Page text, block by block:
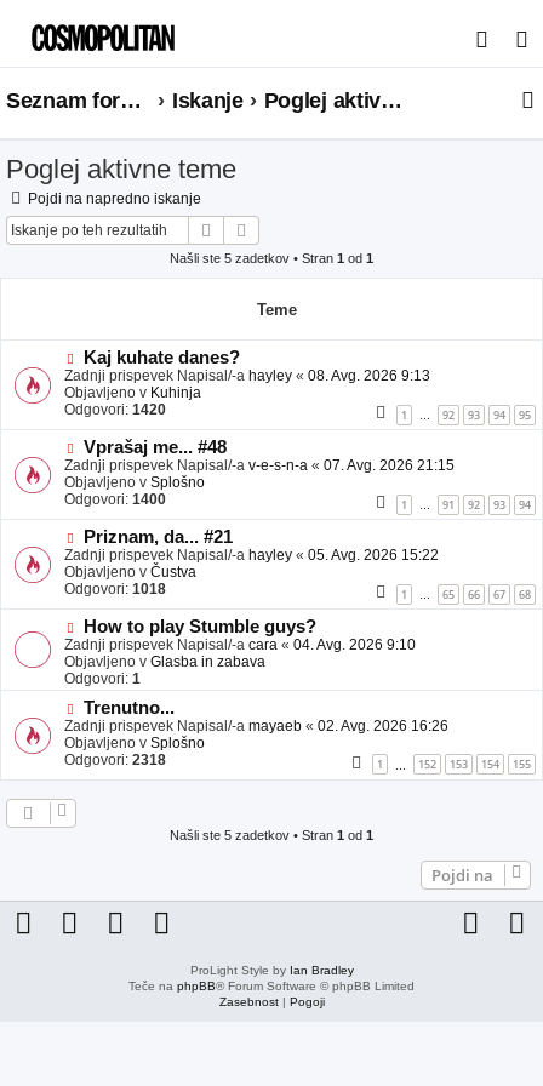
s
a
Seznam forumov Iskanje Poglej aktivne teme
Poglej aktivne teme
Pojdi na napredno iskanje
Iskanje
Našli ste 5 zadetkov • Stran 1 od 1
Teme
N
o
v
e
b
a
v
e
Kaj kuhate danes?
Zadnji prispevek Napisal/-a hayley « 08. Avg. 2026 9:13
Objavljeno v Kuhinja
Odgovori: 1420 1 … 92 93 94 95
N
o
v
e
b
a
v
e
Vprašaj me... #48
Zadnji prispevek Napisal/-a v-e-s-n-a « 07. Avg. 2026 21:15
Objavljeno v Splošno
Odgovori: 1400 1 … 91 92 93 94
N
o
v
e
b
a
v
e
Priznam, da... #21
Zadnji prispevek Napisal/-a hayley « 05. Avg. 2026 15:22
Objavljeno v Čustva
Odgovori: 1018 1 65 66 67 68
N
o
v
e
o
b
j
a
v
e
How to play Stumble guys?
Zadnji prispevek Napisal/-a cara « 04. Avg. 2026 9:10
Objavljeno v Glasba in zabava
Odgovori: 1
N
o
v
e
o
Trenutno...
Zadnji prispevek Napisal/-a mayaeb « 02. Avg. 2026 16:26
Objavljeno v Splošno
Odgovori: 2318 1 152 153 154 155
Našli ste 5 zadetkov • Stran 1 od 1
Pojdi na
ProLight Style by Ian Bradley
Teče na phpBB® Forum Software © phpBB Limited
Zasebnost| Pogoji